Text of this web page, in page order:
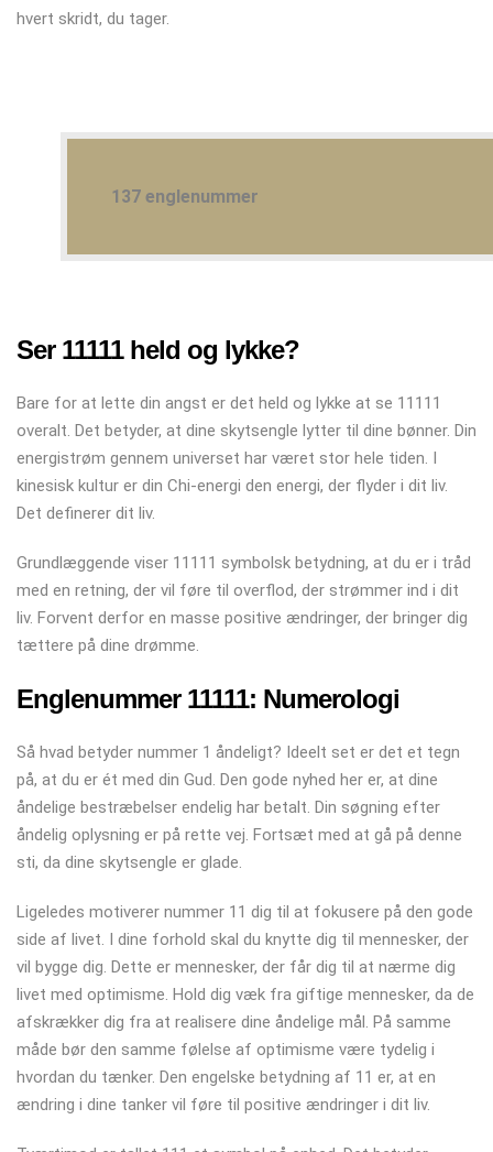
hvert skridt, du tager.
137 englenummer
Ser 11111 held og lykke?
Bare for at lette din angst er det held og lykke at se 11111
overalt. Det betyder, at dine skytsengle lytter til dine bønner. Din
energistrøm gennem universet har været stor hele tiden. I
kinesisk kultur er din Chi-energi den energi, der flyder i dit liv.
Det definerer dit liv.
Grundlæggende viser 11111 symbolsk betydning, at du er i tråd
med en retning, der vil føre til overflod, der strømmer ind i dit
liv. Forvent derfor en masse positive ændringer, der bringer dig
tættere på dine drømme.
Englenummer 11111: Numerologi
Så hvad betyder nummer 1 åndeligt? Ideelt set er det et tegn
på, at du er ét med din Gud. Den gode nyhed her er, at dine
åndelige bestræbelser endelig har betalt. Din søgning efter
åndelig oplysning er på rette vej. Fortsæt med at gå på denne
sti, da dine skytsengle er glade.
Ligeledes motiverer nummer 11 dig til at fokusere på den gode
side af livet. I dine forhold skal du knytte dig til mennesker, der
vil bygge dig. Dette er mennesker, der får dig til at nærme dig
livet med optimisme. Hold dig væk fra giftige mennesker, da de
afskrækker dig fra at realisere dine åndelige mål. På samme
måde bør den samme følelse af optimisme være tydelig i
hvordan du tænker. Den engelske betydning af 11 er, at en
ændring i dine tanker vil føre til positive ændringer i dit liv.